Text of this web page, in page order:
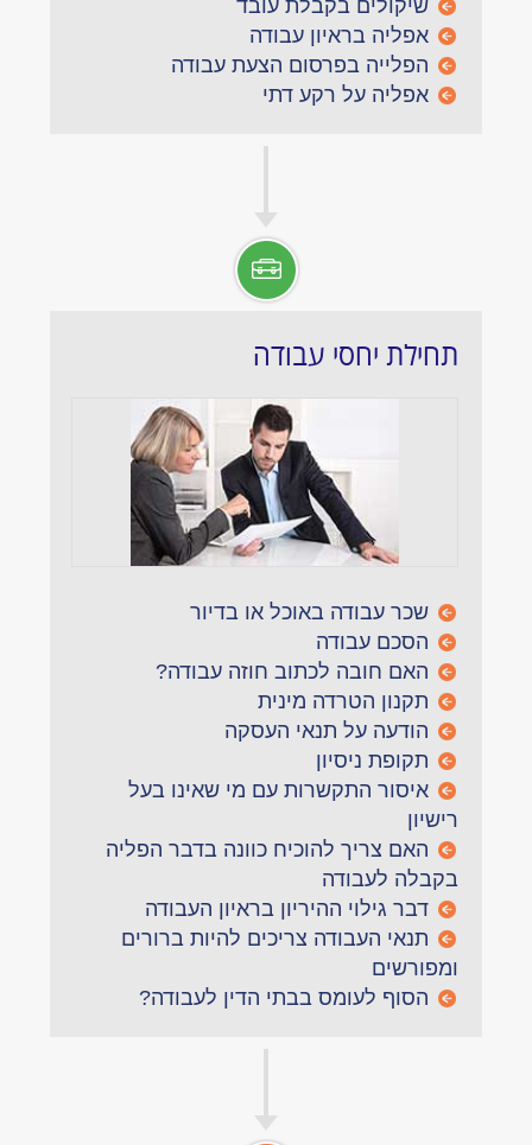
שיקולים בקבלת עובד
אפליה בראיון עבודה
הפלייה בפרסום הצעת עבודה
אפליה על רקע דתי
תחילת יחסי עבודה
שכר עבודה באוכל או בדיור
הסכם עבודה
האם חובה לכתוב חוזה עבודה?
תקנון הטרדה מינית
הודעה על תנאי העסקה
תקופת ניסיון
איסור התקשרות עם מי שאינו בעל
רישיון
האם צריך להוכיח כוונה בדבר הפליה
בקבלה לעבודה
דבר גילוי ההיריון בראיון העבודה
תנאי העבודה צריכים להיות ברורים
ומפורשים
הסוף לעומס בבתי הדין לעבודה?